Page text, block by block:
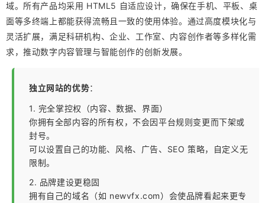
域。所有产品均采用 HTML5 自适应设计，确保在手机、平板、桌
面等多终端上都能获得流畅且一致的使用体验。通过高度模块化与
灵活扩展，满足科研机构、企业、工作室、内容创作者等多样化需
求，推动数字内容管理与智能创作的创新发展。
独立网站的优势：
1. 完全掌控权（内容、数据、界面）
你拥有全部内容的所有权，不会因平台规则变更而下架或
封号。
可以设置自己的功能、风格、广告、SEO 策略，自定义无
限制。
2. 品牌建设更稳固
拥有自己的域名（如 newvfx.com）会使品牌看起来更专